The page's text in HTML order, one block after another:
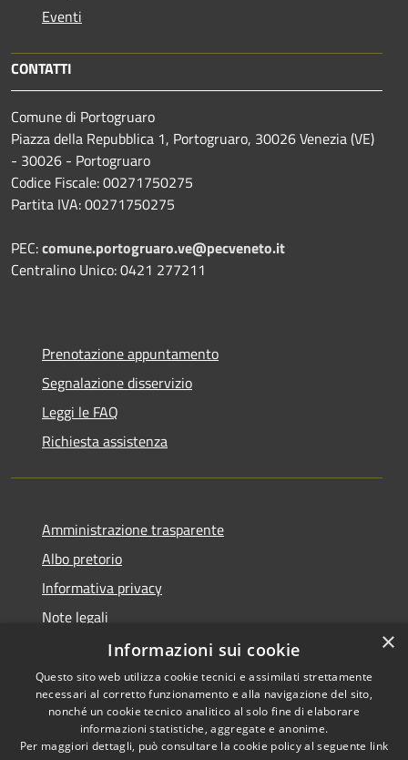
Eventi
CONTATTI
Comune di Portogruaro
Piazza della Repubblica 1, Portogruaro, 30026 Venezia (VE)
- 30026 - Portogruaro
Codice Fiscale: 00271750275
Partita IVA: 00271750275
PEC:comune.portogruaro.ve@pecveneto.it
Centralino Unico: 0421 277211
Prenotazione appuntamento
Segnalazione disservizio
Leggi le FAQ
Richiesta assistenza
Amministrazione trasparente
Albo pretorio
Informativa privacy
Note legali
Dichiarazione di accessibilità
RSS
Copyright © 2026 • Comune di
×
Informazioni sui cookie
Questo sito web utilizza cookie tecnici e assimilati strettamente
necessari al corretto funzionamento e alla navigazione del sito,
nonché un cookie tecnico analitico al solo fine di elaborare
informazioni statistiche, aggregate e anonime.
Per maggiori dettagli, può consultare la cookie policy al seguente link